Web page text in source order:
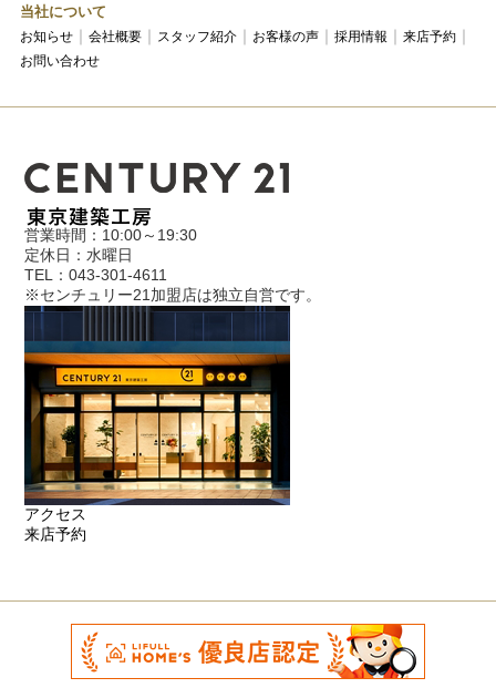
当社について
お知らせ 会社概要 スタッフ紹介 お客様の声 採用情報
来店予約
お問い合わせ
営業時間：10:00～19:30
定休日：水曜日
TEL：043-301-4611
※センチュリー21加盟店は独立自営です。
アクセス
来店予約